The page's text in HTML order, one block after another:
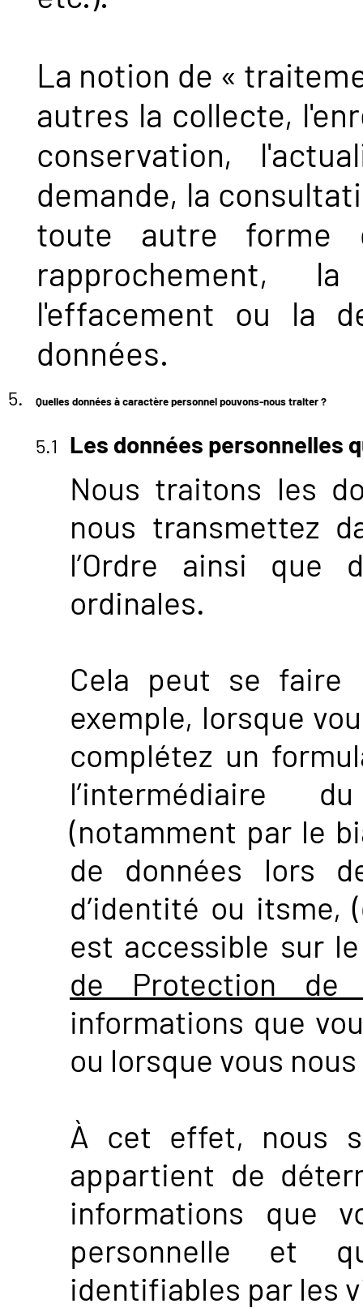
La notion de «
autres la collecte,
conservation,
demande, la
toute autre forme
rapprochement, la
l'effacement ou la
données.
Quelles données à caractère personnel pouvons-nous traiter ?
Les données personnelles
Nous traitons les
nous transmettez
l’Ordre ainsi que
ordinales.
Cela peut se faire
exemple, lorsque
complétez un
(notamment par le
de données lors
d’identité ou
est accessible sur
de Protection
informations que
ou lorsque vous
À cet effet, nous
appartient de
informations que
personnelle et
identifiables par les